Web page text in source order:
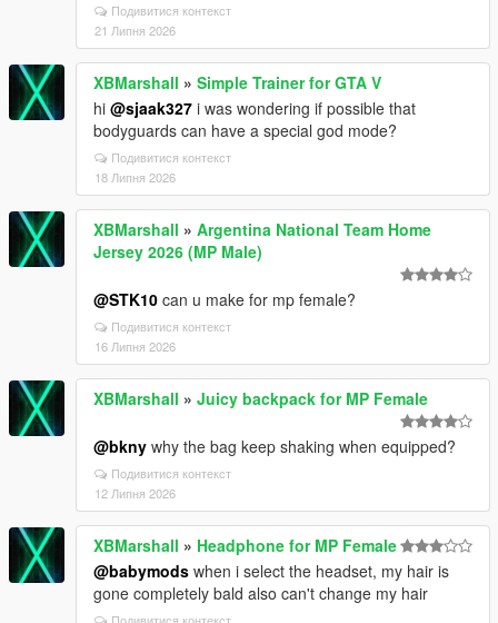
Подивитися контекст
21 Липня 2026
XBMarshall » Simple Trainer for GTA V
hi @sjaak327 i was wondering if possible that
bodyguards can have a special god mode?
Подивитися контекст
18 Липня 2026
XBMarshall » Argentina National Team Home
Jersey 2026 (MP Male)
@STK10 can u make for mp female?
Подивитися контекст
16 Липня 2026
XBMarshall » Juicy backpack for MP Female
@bkny why the bag keep shaking when equipped?
Подивитися контекст
12 Липня 2026
XBMarshall » Headphone for MP Female
@babymods when i select the headset, my hair is
gone completely bald also can't change my hair